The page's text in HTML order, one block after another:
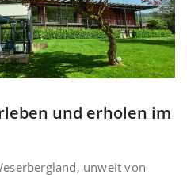
und erholen im
unweit von